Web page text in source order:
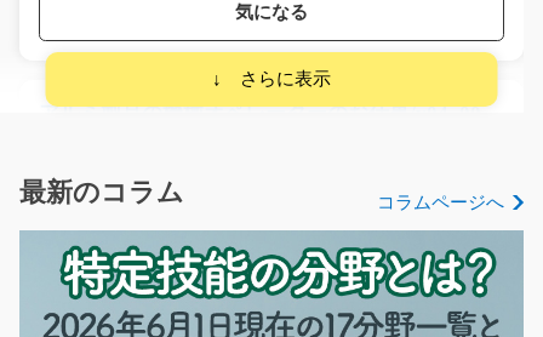
気になる
アルミ製品の機械オペレーターのお仕事/y04_0038
長期安定、日勤のお仕事！アルミ製品の機械オペレータ
長期（3ヶ月以上）
時給1200円～
栃木県真岡市
最新のコラム コラムページへ